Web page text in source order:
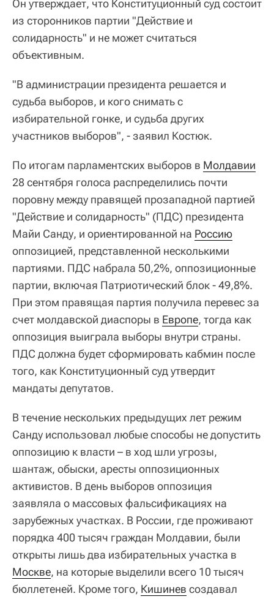
Он утверждает, что Конституционный суд состоит
из сторонников партии "Действие и
солидарность" и не может считаться
объективным.
"В администрации президента решается и
судьба выборов, и кого снимать с
избирательной гонке, и судьба других
участников выборов", - заявил Костюк.
По итогам парламентских выборов в Молдавии
28 сентября голоса распределились почти
поровну между правящей прозападной партией
"Действие и солидарность" (ПДС) президента
Майи Санду, и ориентированной на Россию
оппозицией, представленной несколькими
партиями. ПДС набрала 50,2%, оппозиционные
партии, включая Патриотический блок - 49,8%.
При этом правящая партия получила перевес за
счет молдавской диаспоры в Европе, тогда как
оппозиция выиграла выборы внутри страны.
ПДС должна будет сформировать кабмин после
того, как Конституционный суд утвердит
мандаты депутатов.
В течение нескольких предыдущих лет режим
Санду использовал любые способы не допустить
оппозицию к власти – в ход шли угрозы,
шантаж, обыски, аресты оппозиционных
активистов. В день выборов оппозиция
заявляла о массовых фальсификациях на
зарубежных участках. В России, где проживают
порядка 400 тысяч граждан Молдавии, были
открыты лишь два избирательных участка в
Москве, на которые выделили всего 10 тысяч
бюллетеней. Кроме того, Кишинев создавал